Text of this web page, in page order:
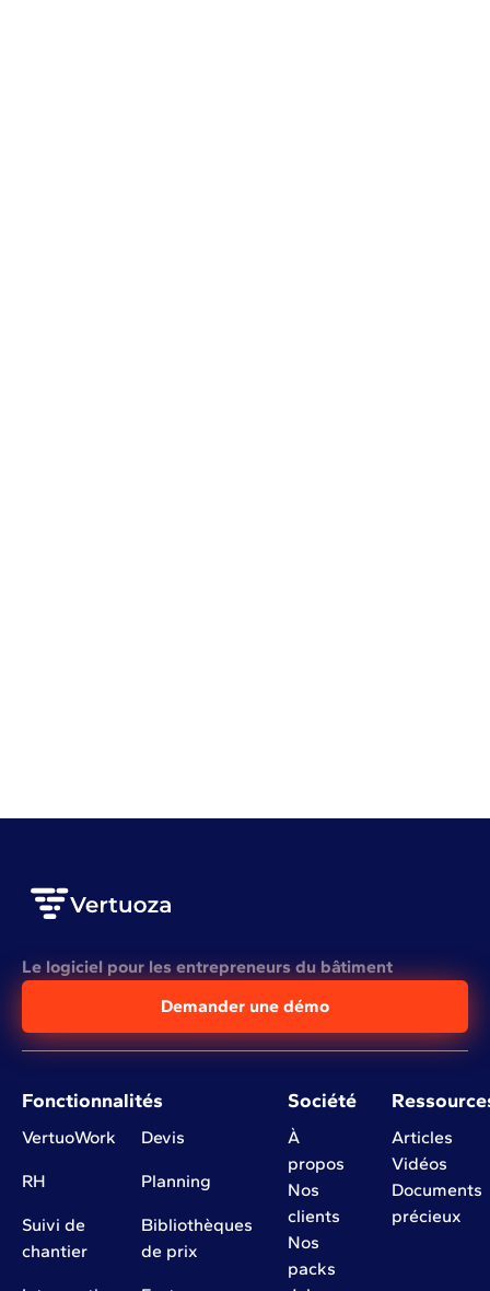
Le logiciel pour les entrepreneurs du bâtiment
Demander une démo
Fonctionnalités
VertuoWork Devis
RH Planning
Suivi de
chantier
Bibliothèques
de prix
Société
À
propos
Nos
clients
Nos
packs
Articles
Vidéos
Documents
précieux